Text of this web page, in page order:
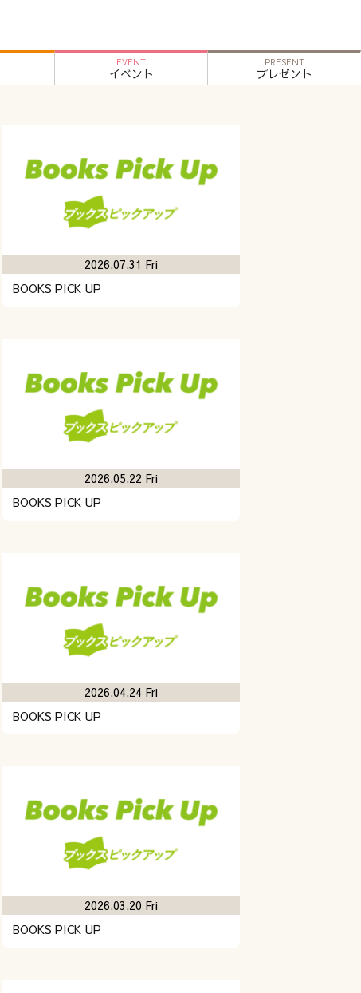
EVENT
イベント
PRESENT
プレゼント
BOOKS PICK UP
2026.07.31 Fri
BOOKS PICK UP
2026.05.22 Fri
BOOKS PICK UP
2026.04.24 Fri
BOOKS PICK UP
2026.03.20 Fri